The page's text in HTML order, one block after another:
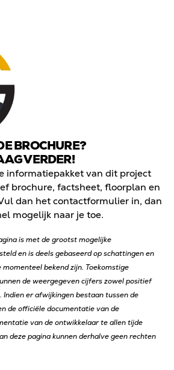
BROCHURE?
VERDER!
informatiepakket van dit project
brochure, factsheet, floorplan en
dan het contactformulier in, dan
mogelijk naar je toe.
is met de grootst mogelijke
en is deels gebaseerd op schattingen en
bekend zijn. Toekomstige
de weergegeven cijfers zowel positief
er afwijkingen bestaan tussen de
de officiële documentatie van de
van de ontwikkelaar te allen tijde
deze pagina kunnen derhalve geen rechten